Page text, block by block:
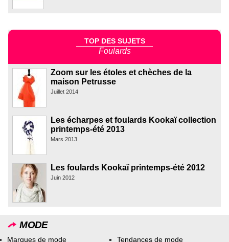
TOP DES SUJETS
Foulards
Zoom sur les étoles et chèches de la
maison Petrusse
Juillet 2014
Les écharpes et foulards Kookaï collection
printemps-été 2013
Mars 2013
Les foulards Kookaï printemps-été 2012
Juin 2012
MODE
Marques de mode Tendances de mode